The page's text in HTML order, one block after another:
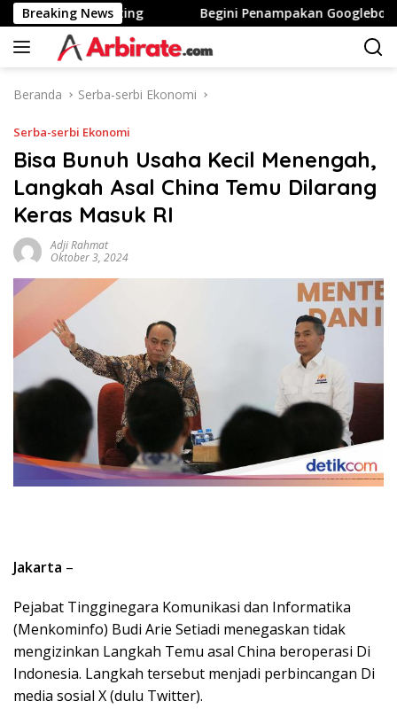
Langsung
ke
konten
Breaking News
Tinggi Stunting Begini Penampakan Googlebook
Beranda Serba-serbi Ekonomi
Serba-serbi Ekonomi
Bisa Bunuh Usaha Kecil Menengah,
Langkah Asal China Temu Dilarang
Keras Masuk RI
Adji Rahmat
Oktober 3, 2024
Jakarta –
Pejabat Tingginegara Komunikasi dan Informatika
(Menkominfo) Budi Arie Setiadi menegaskan tidak
mengizinkan Langkah Temu asal China beroperasi Di
Indonesia. Langkah tersebut menjadi perbincangan Di
media sosial X (dulu Twitter).